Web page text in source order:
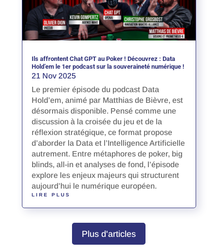
Ils affrontent Chat GPT au Poker ! Découvrez : Data
Hold’em le 1er podcast sur la souveraineté numérique !
21 Nov 2025
Le premier épisode du podcast Data
Hold’em, animé par Matthias de Bièvre, est
désormais disponible. Pensé comme une
discussion à la croisée du jeu et de la
réflexion stratégique, ce format propose
d’aborder la Data et l’Intelligence Artificielle
autrement. Entre métaphores de poker, big
blinds, all-in et analyses de fond, l’épisode
explore les enjeux majeurs qui structurent
aujourd’hui le numérique européen.
LIRE PLUS
Plus d'articles